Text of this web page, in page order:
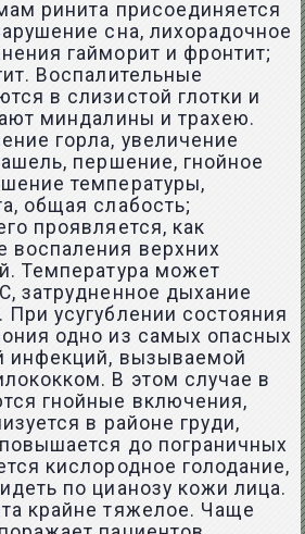
ринита присоединяется
сна, лихорадочное
гайморит и фронтит;
Воспалительные
в слизистой глотки и
миндалины и трахею.
горла, увеличение
першение, гнойное
температуры,
общая слабость;
проявляется, как
воспаления верхних
Температура может
затрудненное дыхание
усугублении состояния
одно из самых опасных
инфекций, вызываемой
В этом случае в
гнойные включения,
в районе груди,
до пограничных
кислородное голодание,
по цианозу кожи лица.
крайне тяжелое. Чаще